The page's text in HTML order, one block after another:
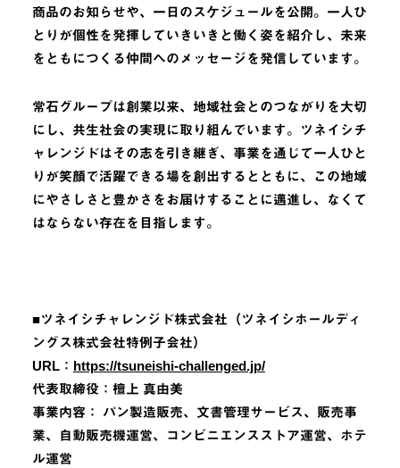
商品のお知らせや、一日のスケジュールを公開。一人ひ
とりが個性を発揮していきいきと働く姿を紹介し、未来
をともにつくる仲間へのメッセージを発信しています。
常⽯グループは創業以来、地域社会とのつながりを⼤切
にし、共⽣社会の実現に取り組んでいます。ツネイシチ
ャレンジドはその志を引き継ぎ、事業を通じて一人ひと
りが笑顔で活躍できる場を創出するとともに、この地域
にやさしさと豊かさをお届けすることに邁進し、なくて
はならない存在を目指します。
■ツネイシチャレンジド株式会社（ツネイシホールディ
ングス株式会社特例子会社）
URL： https://tsuneishi-challenged.jp/
代表取締役：檀上 真由美
事業内容： パン製造販売、文書管理サービス、販売事
業、自動販売機運営、コンビニエンスストア運営、ホテ
ル運営